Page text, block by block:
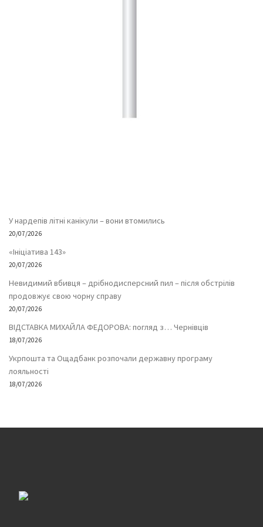
У нардепів літні канікули – вони втомились
20/07/2026
«Ініціатива 143»
20/07/2026
Невидимий вбивця – дрібнодисперсний пил – після обстрілів
продовжує свою чорну справу
20/07/2026
ВІДСТАВКА МИХАЙЛА ФЕДОРОВА: погляд з… Чернівців
18/07/2026
Укрпошта та Ощадбанк розпочали державну програму
лояльності
18/07/2026